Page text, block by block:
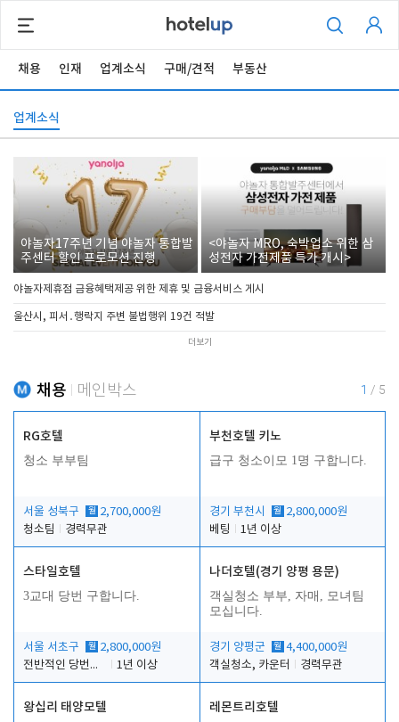
채용 인재 업계소식 구매/견적 부동산
업계소식
야놀자17주년 기념 야놀자 통합발
주센터 할인 프로모션 진행
<야놀자 MRO, 숙박업소 위한 삼
성전자 가전제품 특가 개시>
야놀자제휴점 금융혜택제공 위한 제휴 및 금융서비스 게시
울산시, 피서․행락지 주변 불법행위 19건 적발
더보기
채용 메인박스 1 / 5
RG호텔
청소 부부팀
서울 성북구 월 2,700,000원
청소팀
경력무관
부천호텔 키노
급구 청소이모 1명 구합니다.
경기 부천시 월 2,800,000원
베팅
1년 이상
스타일호텔
3교대 당번 구합니다.
서울 서초구 월 2,800,000원
전반적인 당번업무
1년 이상
나더호텔(경기 양평 용문)
객실청소 부부, 자매, 모녀팀
모십니다.
경기 양평군 월 4,400,000원
객실청소, 카운터
경력무관
왕십리 태양모텔 레몬트리호텔